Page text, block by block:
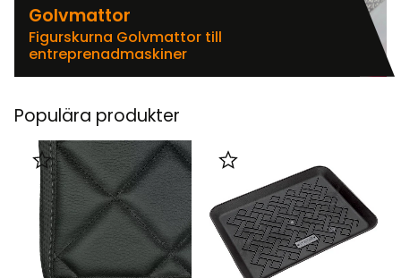
Golvmattor
Figurskurna Golvmattor till
entreprenadmaskiner
Populära produkter
Lägg till i favoriter Lägg till i favoriter